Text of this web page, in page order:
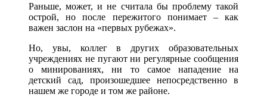
Раньше, может, и не считала бы проблему такой
острой, но после пережитого понимает – как
важен заслон на «первых рубежах».
Но, увы, коллег в других образовательных
учреждениях не пугают ни регулярные сообщения
о минированиях, ни то самое нападение на
детский сад, произошедшее непосредственно в
нашем же городе и том же районе.